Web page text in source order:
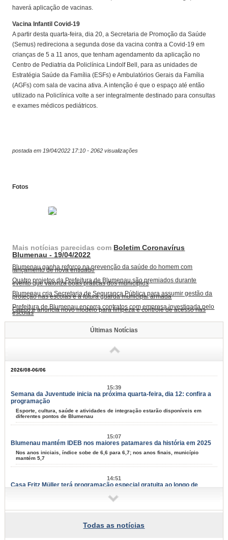
haverá aplicação de vacinas.
Vacina Infantil Covid-19
A partir desta quarta-feira, dia 20, a Secretaria de Promoção da Saúde
(Semus) redireciona a segunda dose da vacina contra a Covid-19 em
crianças de 5 a 11 anos, que tenham agendamento da aplicação no
Centro de Pediatria da Policlínica Lindolf Bell, para as unidades de
Estratégia Saúde da Família (ESFs) e Ambulatórios Gerais da Família
(AGFs) com sala de vacina ativa. A intenção é que o espaço até então
utilizado na Policlínica volte a ser integralmente destinado para consultas
e exames médicos pediátricos.
postada em 19/04/2022 17:10 - 2062 visualizações
Fotos
Mais notícias parecidas com Boletim Coronavírus
Blumenau - 19/04/2022
Blumenau ganha reforço na prevenção da saúde do homem com
lançamento de nova entidade
Quatro projetos da Prefeitura de Blumenau são premiados durante
evento que valoriza boas práticas dos municípios
Blumenau cria Secretaria de Segurança Pública para assumir gestão da
proteção nas escolas e a futura guarda municipal armada
Prefeitura de Blumenau encerra contratos com empresa investigada pelo
Gaeco e anuncia novo modelo para limpeza e controle de acesso nas
escolas
Últimas Notícias
2026/08-06/06
15:39
Semana da Juventude inicia na próxima quarta-feira, dia 12: confira a
programação
Esporte, cultura, saúde e atividades de integração estarão disponíveis em
diferentes pontos de Blumenau
15:07
Blumenau mantém IDEB nos maiores patamares da história em 2025
Nos anos iniciais, índice sobe de 6,6 para 6,7; nos anos finais, município
mantém 5,7
14:51
Casa Fritz Müller terá programação especial gratuita ao longo de
Atividades aos sábados reúnem ciência, cultura, natureza e criatividade para
14:08
Todas as notícias